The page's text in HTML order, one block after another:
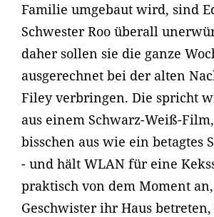
Familie umgebaut wird, sind
Schwester Roo überall
daher sollen sie die ganze
ausgerechnet bei der alten
Filey verbringen. Die spricht
aus einem Schwarz-Weiß-
bisschen aus wie ein betagtes
- und hält WLAN für eine
praktisch von dem Moment
Geschwister ihr Haus